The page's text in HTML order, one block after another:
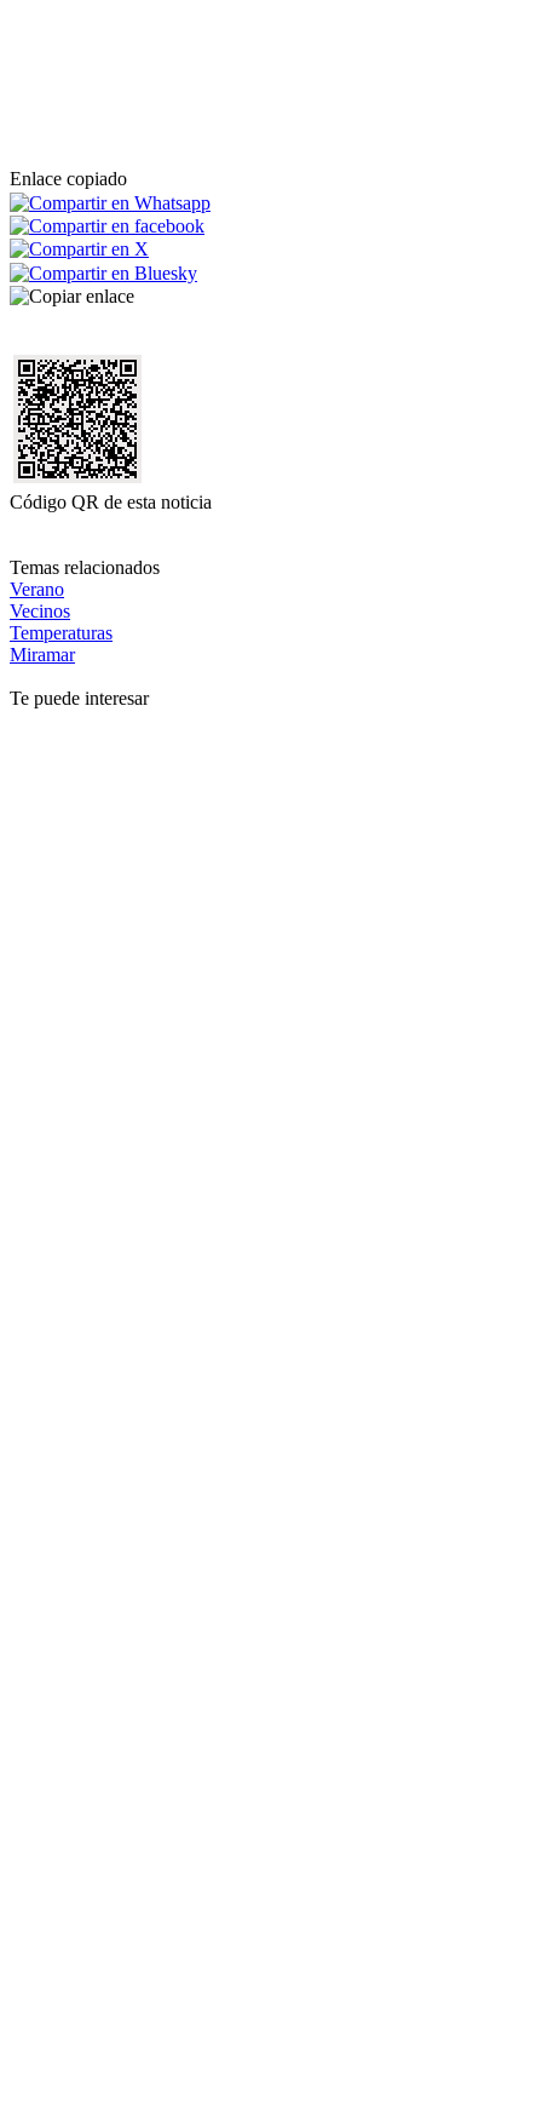
Enlace copiado
Código QR de esta noticia
Temas relacionados
Verano
Vecinos
Temperaturas
Miramar
Te puede interesar